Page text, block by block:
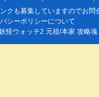
クも募集していますのでお問
シーポリシーについて
怪ウォッチ2 元祖/本家 攻略魂